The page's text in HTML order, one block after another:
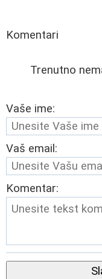
Komentari
Trenutno
Vaše ime:
Vaš email:
Komentar: